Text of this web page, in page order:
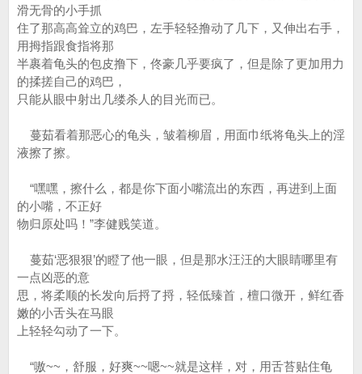
滑无骨的小手抓
住了那高高耸立的鸡巴，左手轻轻撸动了几下，又伸出右手，
用拇指跟食指将那
半裹着龟头的包皮撸下，佟豪几乎要疯了，但是除了更加用力
的揉搓自己的鸡巴，
只能从眼中射出几缕杀人的目光而已。
蔓茹看着那恶心的龟头，皱着柳眉，用面巾纸将龟头上的淫
液擦了擦。
“嘿嘿，擦什么，都是你下面小嘴流出的东西，再进到上面
的小嘴，不正好
物归原处吗！”李健贱笑道。
蔓茹‘恶狠狠’的瞪了他一眼，但是那水汪汪的大眼睛哪里有
一点凶恶的意
思，将柔顺的长发向后捋了捋，轻低臻首，檀口微开，鲜红香
嫩的小舌头在马眼
上轻轻勾动了一下。
“嗷~~，舒服，好爽~~嗯~~就是这样，对，用舌苔贴住龟